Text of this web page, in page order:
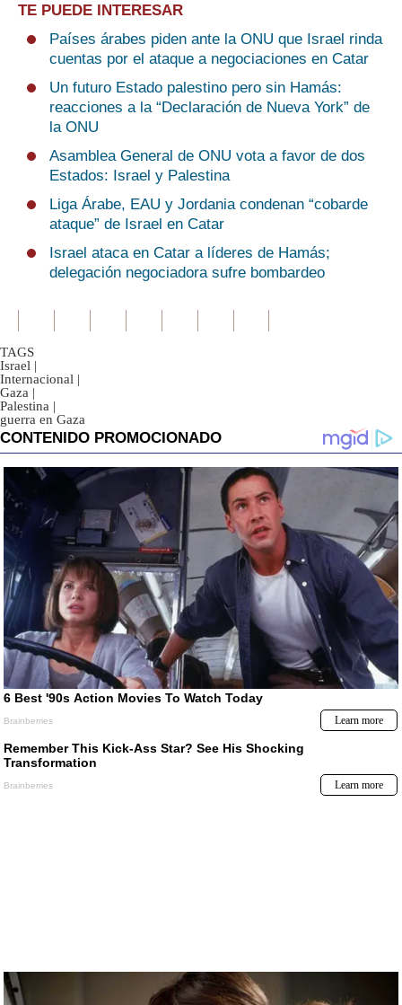
TE PUEDE INTERESAR
Países árabes piden ante la ONU que Israel rinda
cuentas por el ataque a negociaciones en Catar
Un futuro Estado palestino pero sin Hamás:
reacciones a la “Declaración de Nueva York” de
la ONU
Asamblea General de ONU vota a favor de dos
Estados: Israel y Palestina
Liga Árabe, EAU y Jordania condenan “cobarde
ataque” de Israel en Catar
Israel ataca en Catar a líderes de Hamás;
delegación negociadora sufre bombardeo
TAGS
Israel |
Internacional |
Gaza |
Palestina |
guerra en Gaza